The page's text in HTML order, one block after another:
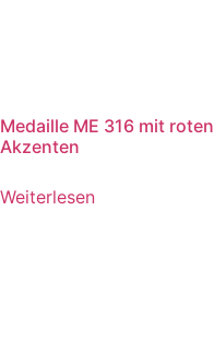
Medaille ME 316 mit roten
Akzenten
Weiterlesen